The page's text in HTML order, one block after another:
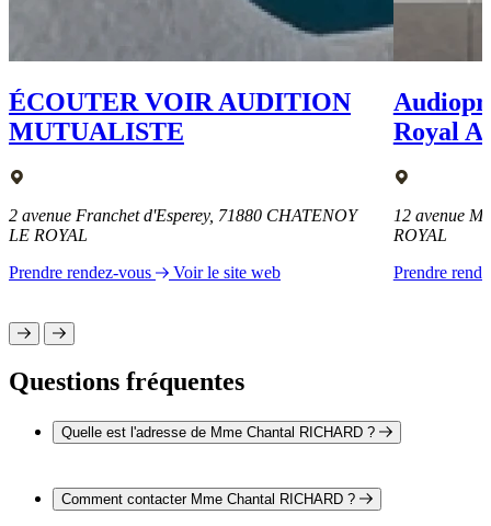
ÉCOUTER VOIR AUDITION
MUTUALISTE
2 avenue Franchet d'Esperey, 71880 CHATENOY
LE ROYAL
Prendre rendez-vous
Voir le site web
Royal
12 avenue
ROYAL
Prendre
Questions fréquentes
Quelle est l'adresse de Mme Chantal RICHARD ?
République 71880 CHATENOY LE ROYAL
Comment contacter Mme Chantal RICHARD ?